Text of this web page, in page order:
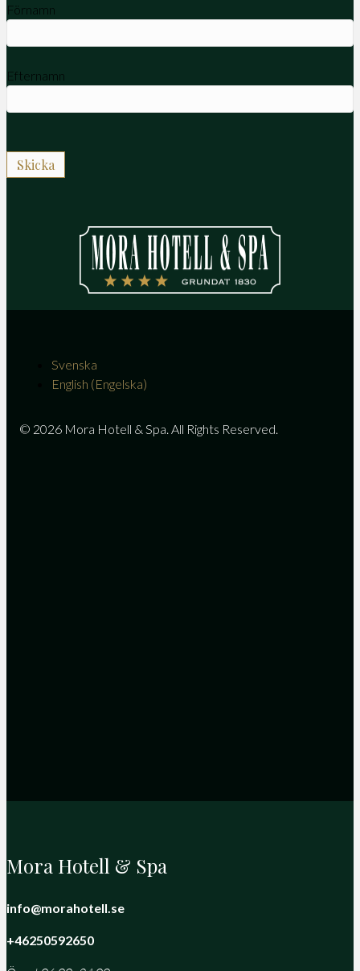
Förnamn
Efternamn
© 2026 Mora Hotell & Spa. All Rights Reserved.
Svenska
English (Engelska)
Mora Hotell & Spa
info@morahotell.se
+46250592650